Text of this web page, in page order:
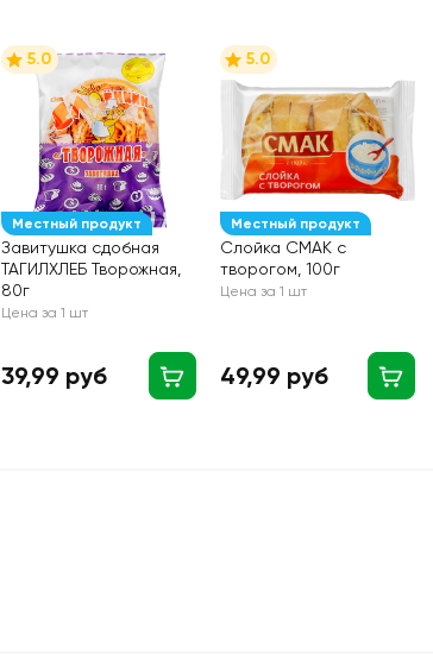
Местный продукт
5.0
Завитушка сдобная
ТАГИЛХЛЕБ Творожная,
80г
Цена за 1 шт
39,99 руб
Местный продукт
5.0
Слойка СМАК с
творогом, 100г
Цена за 1 шт
49,99 руб